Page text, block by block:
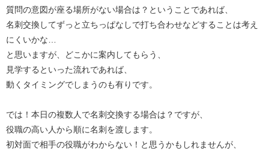
質問の意図が座る場所がない場合は？ということであれば、
名刺交換してずっと立ちっぱなしで打ち合わせなどすることは考え
にくいかな…
と思いますが、どこかに案内してもらう、
見学するといった流れであれば、
動くタイミングでしまうのも有りです。
では！本日の複数人で名刺交換する場合は？ですが、
役職の高い人から順に名刺を渡します。
初対面で相手の役職がわからない！と思うかもしれませんが、